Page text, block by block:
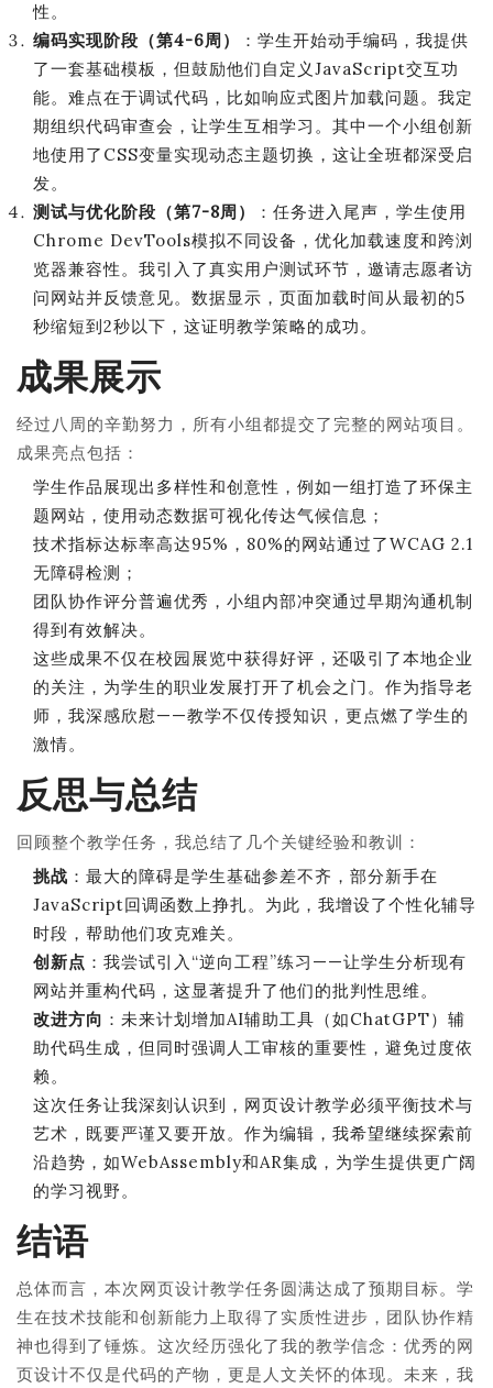
性。
编码实现阶段（第4-6周）
：学生开始动手编码，我提供
了一套基础模板，但鼓励他们自定义JavaScript交互功
能。难点在于调试代码，比如响应式图片加载问题。我定
期组织代码审查会，让学生互相学习。其中一个小组创新
地使用了CSS变量实现动态主题切换，这让全班都深受启
发。
测试与优化阶段（第7-8周）
：任务进入尾声，学生使用
Chrome DevTools模拟不同设备，优化加载速度和跨浏
览器兼容性。我引入了真实用户测试环节，邀请志愿者访
问网站并反馈意见。数据显示，页面加载时间从最初的5
秒缩短到2秒以下，这证明教学策略的成功。
成果展示
经过八周的辛勤努力，所有小组都提交了完整的网站项目。
成果亮点包括：
学生作品展现出多样性和创意性，例如一组打造了环保主
题网站，使用动态数据可视化传达气候信息；
技术指标达标率高达95%，80%的网站通过了WCAG 2.1
无障碍检测；
团队协作评分普遍优秀，小组内部冲突通过早期沟通机制
得到有效解决。
这些成果不仅在校园展览中获得好评，还吸引了本地企业
的关注，为学生的职业发展打开了机会之门。作为指导老
师，我深感欣慰——教学不仅传授知识，更点燃了学生的
激情。
反思与总结
回顾整个教学任务，我总结了几个关键经验和教训：
挑战 ：最大的障碍是学生基础参差不齐，部分新手在
JavaScript回调函数上挣扎。为此，我增设了个性化辅导
时段，帮助他们攻克难关。
创新点 ：我尝试引入“逆向工程”练习——让学生分析现有
网站并重构代码，这显著提升了他们的批判性思维。
改进方向 ：未来计划增加AI辅助工具（如ChatGPT）辅
助代码生成，但同时强调人工审核的重要性，避免过度依
赖。
这次任务让我深刻认识到，网页设计教学必须平衡技术与
艺术，既要严谨又要开放。作为编辑，我希望继续探索前
沿趋势，如WebAssembly和AR集成，为学生提供更广阔
的学习视野。
结语
总体而言，本次网页设计教学任务圆满达成了预期目标。学
生在技术技能和创新能力上取得了实质性进步，团队协作精
神也得到了锤炼。这次经历强化了我的教学信念：优秀的网
页设计不仅是代码的产物，更是人文关怀的体现。未来，我